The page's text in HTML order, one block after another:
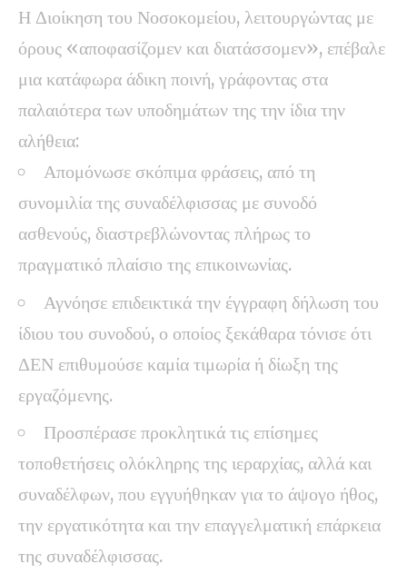
Η Διοίκηση του Νοσοκομείου, λειτουργώντας με
όρους «αποφασίζομεν και διατάσσομεν», επέβαλε
μια κατάφωρα άδικη ποινή, γράφοντας στα
παλαιότερα των υποδημάτων της την ίδια την
αλήθεια:
Απομόνωσε σκόπιμα φράσεις, από τη
συνομιλία της συναδέλφισσας με συνοδό
ασθενούς, διαστρεβλώνοντας πλήρως το
πραγματικό πλαίσιο της επικοινωνίας.
Αγνόησε επιδεικτικά την έγγραφη δήλωση του
ίδιου του συνοδού, ο οποίος ξεκάθαρα τόνισε ότι
ΔΕΝ επιθυμούσε καμία τιμωρία ή δίωξη της
εργαζόμενης.
Προσπέρασε προκλητικά τις επίσημες
τοποθετήσεις ολόκληρης της ιεραρχίας, αλλά και
συναδέλφων, που εγγυήθηκαν για το άψογο ήθος,
την εργατικότητα και την επαγγελματική επάρκεια
της συναδέλφισσας.